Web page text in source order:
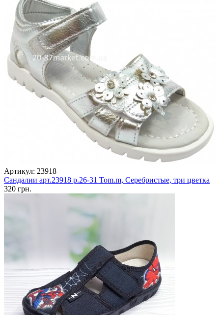
Артикул: 23918
Сандалии арт.23918 р.26-31 Tom.m, Серебристые, три цветка
320 грн.